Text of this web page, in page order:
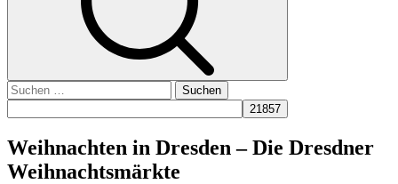
Suchen
nach:
Weihnachten in Dresden – Die Dresdner
Weihnachtsmärkte